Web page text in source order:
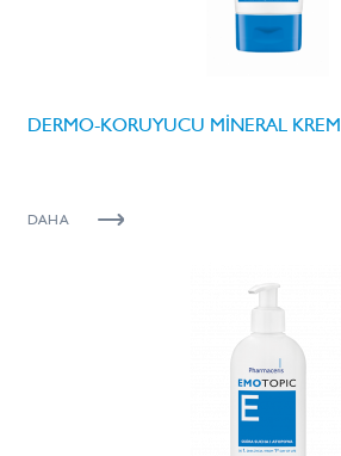
DERMO-KORUYUCU MİNERAL KREM
DAHA